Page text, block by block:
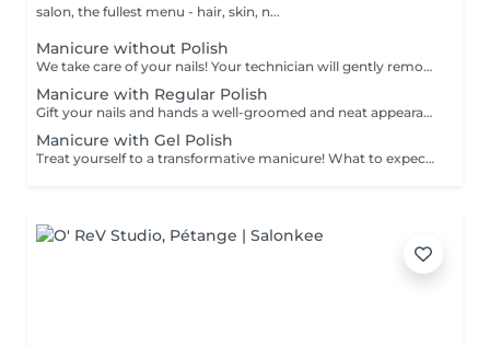
salon, the fullest menu - hair, skin, n...
Manicure without Polish
We take care of your nails! Your technician will gently remove dead skin cells, shape and file your nails, and buff the outer surface for a smooth, natural finish. Our masters offer edged, hardware, or combined manicures, depending on your preferences. How is a manicure without polish done? - rough skin is gently removed - the shape of the nail plate is delicately corrected - the cuticle and side ridges are carefully tidied up - cuticle oil and hand cream are applied to nourish and hydrate Age restrictions: recommended from 14 years and up. Post procedure recommendations: no special post-care needed for this treatment. Frequency: once every 3 weeks.
Manicure with Regular Polish
Gift your nails and hands a well-groomed and neat appearance! Your technician will effectively remove dead skin cells, shape and file nails, and buff the outer surface. A regular nail polish is applied at the end of this treatment. Our masters do edged, hardware, or combined manicure. How is manicure with simple nail polish done? - rough skin is removed - the shape of the nail plate is corrected - the cuticle and side ridges are corrected - nail polish is applied - cuticle oil and hand cream are applied Age restrictions: recommended to do from 14 years. Post procedure recommendations: there are no post recommendations for this procedure. Frequency: once in 3 weeks.
Manicure with Gel Polish
Treat yourself to a transformative manicure! What to expect: - old polish is removed as a bonus - rough skin is removed - nails are shaped - cuticles and side ridges are polished - reinforcement is performed if chosen - semi-permanent polish is applied - cuticle oil and hand cream are applied Age: 16+ Frequency: every 3 weeks for best results. *Removal of old semi-permanent polish is included with the manicure. If you want a separate removal appointment, we charge €20 for the careful process that protects your nails. For the manicure, we leave a thin layer of old polish under the new layer to enhance the durability of the semi-permanent polish. *Please note that if semipermanent nail polish without manicure is chosen, rough skin, cuticle and side ridges won't be removed.